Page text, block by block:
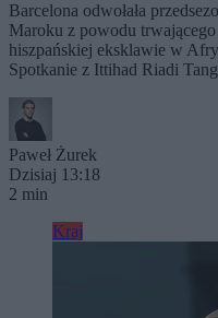
Barcelona odwołała
Maroku z powodu
hiszpańskiej eksklawie w
Spotkanie z Ittihad Riadi
Paweł Żurek
Dzisiaj 13:18
2 min
Kraj